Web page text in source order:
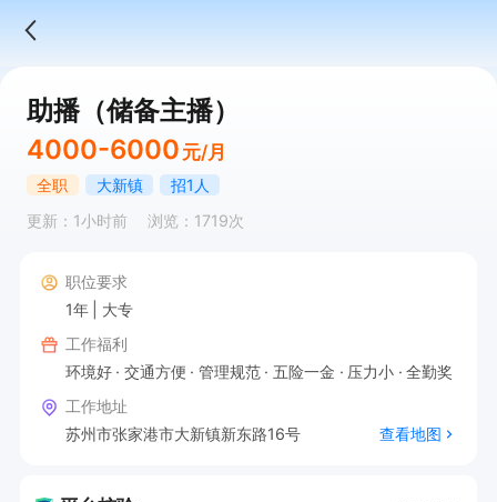
助播（储备主播）
4000-6000 元/月
全职 大新镇
招1人
更新：1小时前
浏览：1719次
职位要求
1年
大专
工作福利
环境好
交通方便 管理规范 五险一金 压力小
全勤奖
工作地址
苏州市张家港市大新镇新东路16号
查看地图